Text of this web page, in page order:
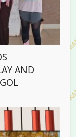
AND